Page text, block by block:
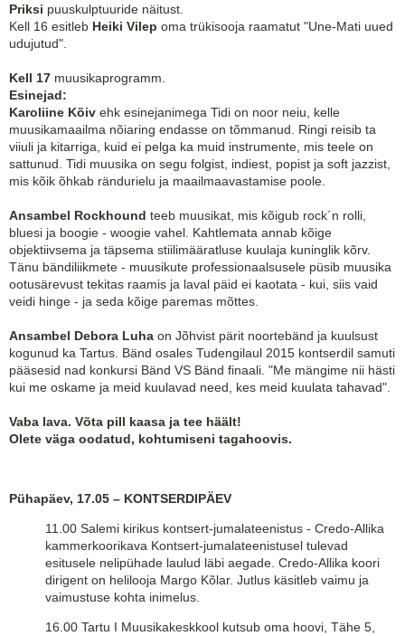
Priksi puuskulptuuride näitust.
Kell 16 esitleb Heiki Vilep oma trükisooja raamatut "Une-Mati uued
udujutud".
Kell 17 muusikaprogramm.
Esinejad:
Karoliine Kõiv ehk esinejanimega Tidi on noor neiu, kelle
muusikamaailma nõiaring endasse on tõmmanud. Ringi reisib ta
viiuli ja kitarriga, kuid ei pelga ka muid instrumente, mis teele on
sattunud. Tidi muusika on segu folgist, indiest, popist ja soft jazzist,
mis kõik õhkab rändurielu ja maailmaavastamise poole.
Ansambel Rockhound teeb muusikat, mis kõigub rock´n rolli,
bluesi ja boogie - woogie vahel. Kahtlemata annab kõige
objektiivsema ja täpsema stiilimääratluse kuulaja kuninglik kõrv.
Tänu bändiliikmete - muusikute professionaalsusele püsib muusika
ootusärevust tekitas raamis ja laval päid ei kaotata - kui, siis vaid
veidi hinge - ja seda kõige paremas mõttes.
Ansambel Debora Luha on Jõhvist pärit noortebänd ja kuulsust
kogunud ka Tartus. Bänd osales Tudengilaul 2015 kontserdil samuti
pääsesid nad konkursi Bänd VS Bänd finaali. "Me mängime nii hästi
kui me oskame ja meid kuulavad need, kes meid kuulata tahavad".
Vaba lava. Võta pill kaasa ja tee häält!
Olete väga oodatud, kohtumiseni tagahoovis.
Pühapäev, 17.05 – KONTSERDIPÄEV
11.00 Salemi kirikus kontsert-jumalateenistus - Credo-Allika
kammerkoorikava Kontsert-jumalateenistusel tulevad
esitusele nelipühade laulud läbi aegade. Credo-Allika koori
dirigent on helilooja Margo Kõlar. Jutlus käsitleb vaimu ja
vaimustuse kohta inimelus.
16.00 Tartu I Muusikakeskkool kutsub oma hoovi, Tähe 5,